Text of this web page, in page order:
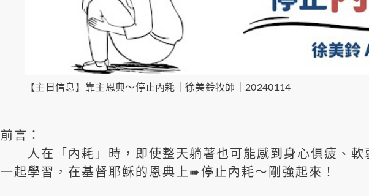
【主日信息】靠主恩典～停止內耗｜徐美鈴牧師｜20240114
前言：
人在「內耗」時，即使整天躺著也可能感到身心俱疲、軟
一起學習，在基督耶穌的恩典上➠停止內耗～剛強起來！